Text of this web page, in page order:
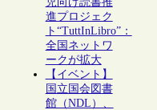
進プロジェク
ト“TuttInLibro”：
全国ネットワ
ークが拡大
【イベント】
国立国会図書
館（NDL）、